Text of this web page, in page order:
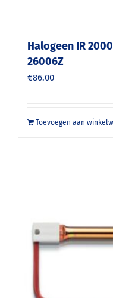
Halogeen IR
26006Z
€86.00
Toevoegen aan